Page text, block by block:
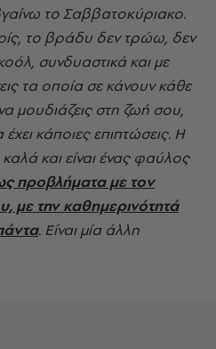
το Σαββατοκύριακο.
το βράδυ δεν τρώω, δεν
συνδυαστικά και με
τα οποία σε κάνουν κάθε
μουδιάζεις στη ζωή σου,
κάποιες επιπτώσεις. Η
και είναι ένας φαύλος
προβλήματα με τον
με την καθημερινότητά
. Είναι μία άλλη